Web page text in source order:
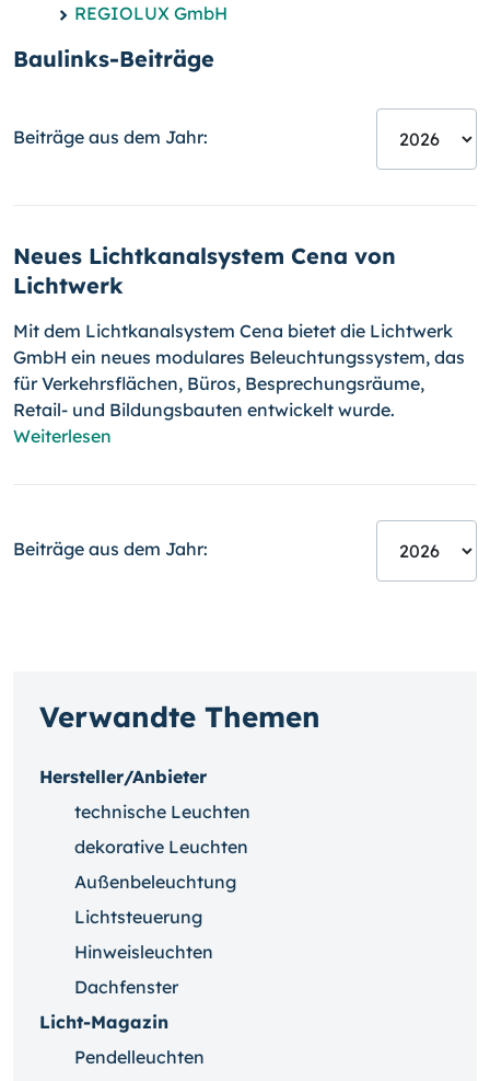
REGIOLUX GmbH
Baulinks-Beiträge
Beiträge aus dem Jahr:
Neues Lichtkanalsystem Cena von
Lichtwerk
Mit dem Lichtkanalsystem Cena bietet die Lichtwerk
GmbH ein neues modulares Beleuchtungssystem, das
für Verkehrsflächen, Büros, Besprechungsräume,
Retail- und Bildungsbauten entwickelt wurde.
Weiterlesen
Beiträge aus dem Jahr:
Verwandte Themen
Hersteller/Anbieter
technische Leuchten
dekorative Leuchten
Außenbeleuchtung
Lichtsteuerung
Hinweisleuchten
Dachfenster
Licht-Magazin
Pendelleuchten